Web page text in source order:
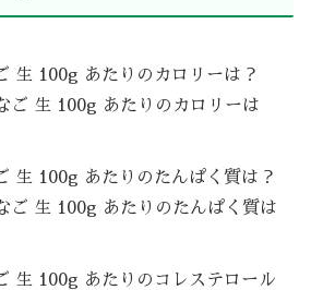
生 100g あたりのカロリーは？
ご 生 100g あたりのカロリーは
生 100g あたりのたんぱく質は？
ご 生 100g あたりのたんぱく質は
生 100g あたりのコレステロール